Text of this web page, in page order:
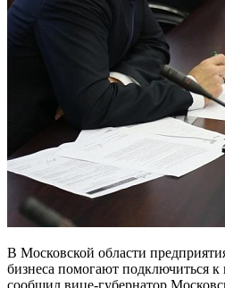
В Московской области
бизнеса помогают подключиться
сообщил вице-губернатор